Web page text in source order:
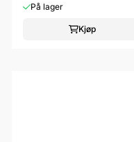
På lager
Kjøp